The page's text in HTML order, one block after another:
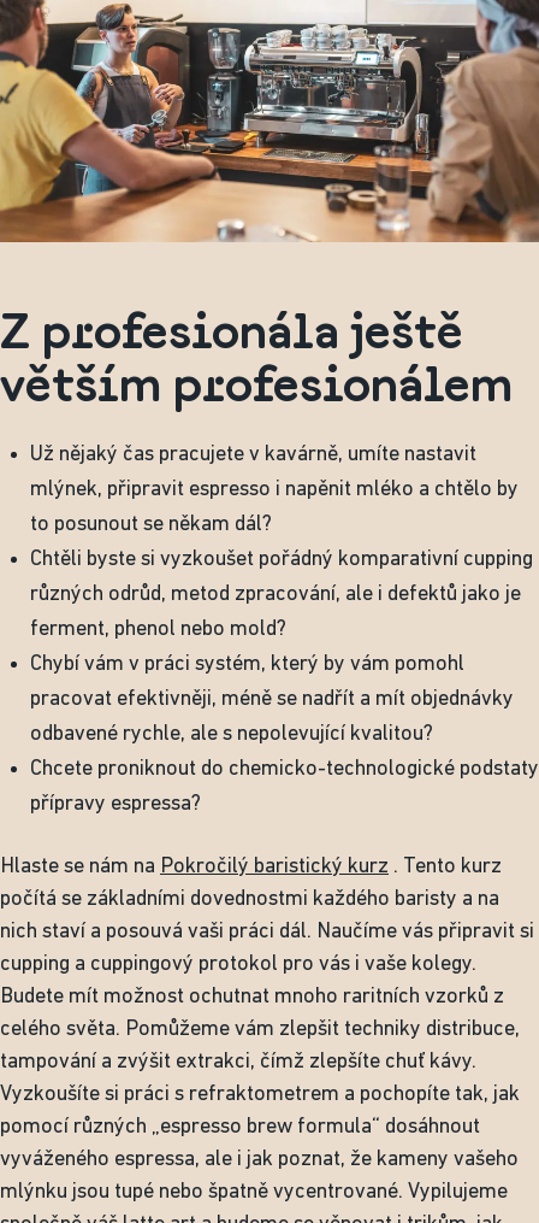
Z profesionála ještě
větším profesionálem
Už nějaký čas pracujete v kavárně, umíte nastavit
mlýnek, připravit espresso i napěnit mléko a chtělo by
to posunout se někam dál?
Chtěli byste si vyzkoušet pořádný komparativní cupping
různých odrůd, metod zpracování, ale i defektů jako je
ferment, phenol nebo mold?
Chybí vám v práci systém, který by vám pomohl
pracovat efektivněji, méně se nadřít a mít objednávky
odbavené rychle, ale s nepolevující kvalitou?
Chcete proniknout do chemicko-technologické podstaty
přípravy espressa?
Hlaste se nám na Pokročilý baristický kurz . Tento kurz
počítá se základními dovednostmi každého baristy a na
nich staví a posouvá vaši práci dál. Naučíme vás připravit si
cupping a cuppingový protokol pro vás i vaše kolegy.
Budete mít možnost ochutnat mnoho raritních vzorků z
celého světa. Pomůžeme vám zlepšit techniky distribuce,
tampování a zvýšit extrakci, čímž zlepšíte chuť kávy.
Vyzkoušíte si práci s refraktometrem a pochopíte tak, jak
pomocí různých „espresso brew formula“ dosáhnout
vyváženého espressa, ale i jak poznat, že kameny vašeho
mlýnku jsou tupé nebo špatně vycentrované. Vypilujeme